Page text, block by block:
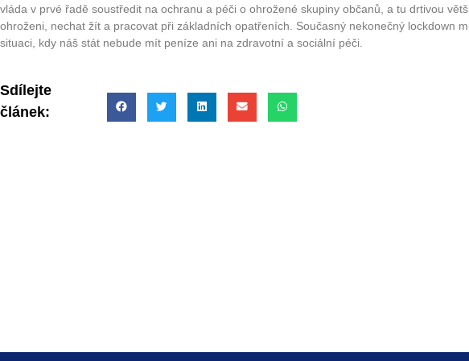
vláda v prvé řadě soustředit na ochranu a péči o ohrožené skupiny občanů, a tu drtivou
ohroženi, nechat žít a pracovat při základních opatřeních. Současný nekonečný lockdown
situaci, kdy náš stát nebude mít peníze ani na zdravotní a sociální péči.
Sdílejte
článek: